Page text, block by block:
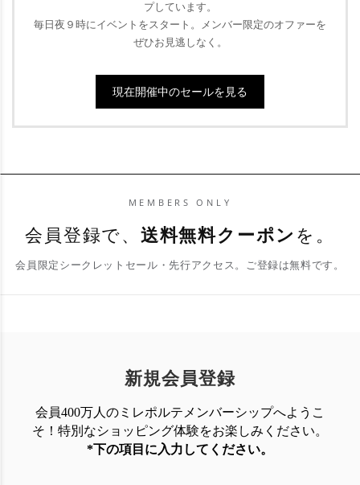
プしています。
毎日夜９時にイベントをスタート。メンバー限定のオファーを
ぜひお見逃しなく。
現在開催中のセールを見る
MEMBERS ONLY
会員登録で、 送料無料クーポン を。
会員限定シークレットセール・先行アクセス。ご登録は無料です。
新規会員登録
会員400万人のミレポルテメンバーシップへようこ
そ！特別なショッピング体験をお楽しみください。
*下の項目に入力してください。